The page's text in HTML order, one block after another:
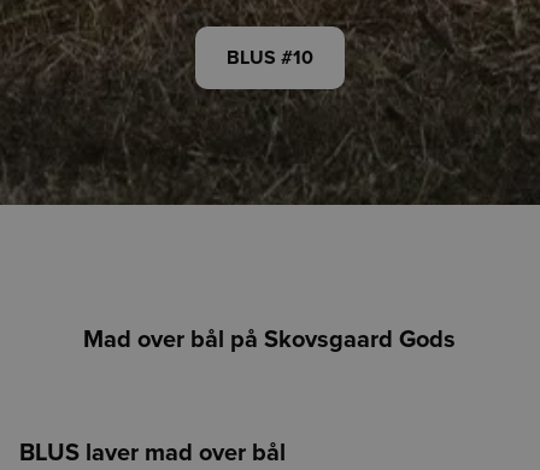
BLUS #10
Mad over bål på Skovsgaard Gods
BLUS laver mad over bål